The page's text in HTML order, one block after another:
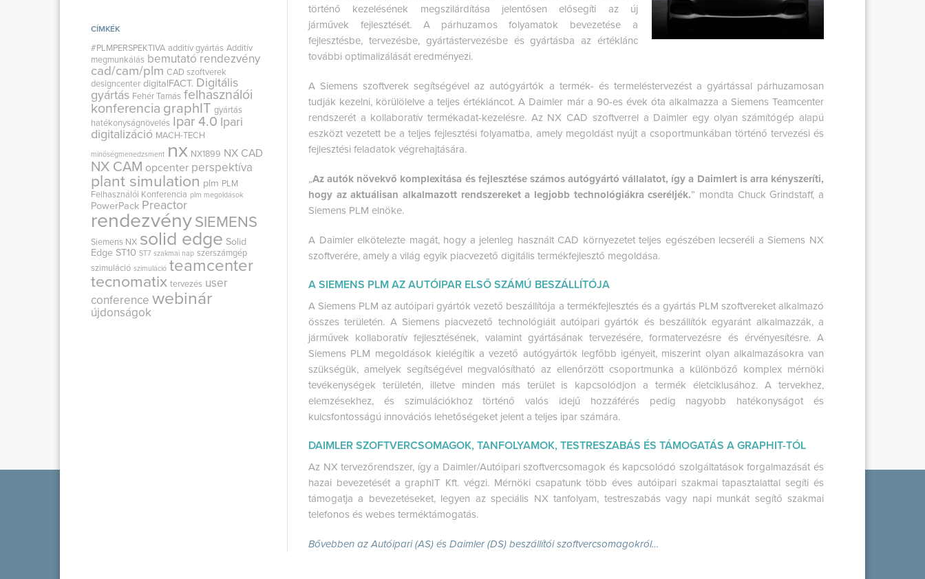
CÍMKÉK
#PLMPERSPEKTIVA additív gyártás Additív
megmunkálás bemutató rendezvény
cad/cam/plm CAD szoftverek
designcenter digitalFACT. Digitális
gyártás Fehér Tamás felhasználói
konferencia graphIT gyártás
hatékonyságnövelés Ipar 4.0 Ipari
digitalizáció MACH-TECH
minőségmenedzsment nx NX1899 NX CAD
NX CAM opcenter perspektíva
plant simulation plm PLM
Felhasználói Konferencia plm megoldások
PowerPack Preactor
rendezvénySIEMENS
Siemens NX solid edge Solid
Edge ST10 ST7 szakmai nap szerszámgép
szimuláció szimuláció teamcenter
tecnomatix tervezés user
conference webinár
újdonságok
történő kezelésének megszilárdítása jelentősen elősegíti az új
járművek fejlesztését. A párhuzamos folyamatok bevezetése a
fejlesztésbe, tervezésbe, gyártástervezésbe és gyártásba az értéklánc
további optimalizálását eredményezi.
A Siemens szoftverek segítségével az autógyártók a termék- és termeléstervezést a gyártással párhuzamosan
tudják kezelni, körülölelve a teljes értékláncot. A Daimler már a 90-es évek óta alkalmazza a Siemens Teamcenter
rendszerét a kollaboratív termékadat-kezelésre. Az NX CAD szoftverrel a Daimler egy olyan számítógép alapú
eszközt vezetett be a teljes fejlesztési folyamatba, amely megoldást nyújt a csoportmunkában történő tervezési és
fejlesztési feladatok végrehajtására.
„Az autók növekvő komplexitása és fejlesztése számos autógyártó vállalatot, így a Daimlert is arra kényszeríti,
hogy az aktuálisan alkalmazott rendszereket a legjobb technológiákra cseréljék.” mondta Chuck Grindstaff, a
Siemens PLM elnöke.
A Daimler elkötelezte magát, hogy a jelenleg használt CAD környezetet teljes egészében lecseréli a Siemens NX
szoftverére, amely a világ egyik piacvezető digitális termékfejlesztő megoldása.
A SIEMENS PLM AZ AUTÓIPAR ELSŐ SZÁMÚ BESZÁLLÍTÓJA
A Siemens PLM az autóipari gyártók vezető beszállítója a termékfejlesztés és a gyártás PLM szoftvereket alkalmazó
összes területén. A Siemens piacvezető technológiáit autóipari gyártók és beszállítók egyaránt alkalmazzák, a
járművek kollaboratív fejlesztésének, valamint gyártásának tervezésére, formatervezésre és érvényesítésre. A
Siemens PLM megoldások kielégítik a vezető autógyártók legfőbb igényeit, miszerint olyan alkalmazásokra van
szükségük, amelyek segítségével megvalósítható az ellenőrzött csoportmunka a különböző komplex mérnöki
tevékenységek területén, illetve minden más terület is kapcsolódjon a termék életciklusához. A tervekhez,
elemzésekhez, és szimulációkhoz történő valós idejű hozzáférés pedig nagyobb hatékonyságot és
kulcsfontosságú innovációs lehetőségeket jelent a teljes ipar számára.
DAIMLER SZOFTVERCSOMAGOK, TANFOLYAMOK, TESTRESZABÁS ÉS TÁMOGATÁS A GRAPHIT-TÓL
Az NX tervezőrendszer, így a Daimler/Autóipari szoftvercsomagok és kapcsolódó szolgáltatások forgalmazását és
hazai bevezetését a graphIT Kft. végzi. Mérnöki csapatunk több éves autóipari szakmai tapasztalattal segíti és
támogatja a bevezetéseket, legyen az speciális NX tanfolyam, testreszabás vagy napi munkát segítő szakmai
telefonos és webes terméktámogatás.
Bővebben az Autóipari (AS) és Daimler (DS) beszállítói szoftvercsomagokról…